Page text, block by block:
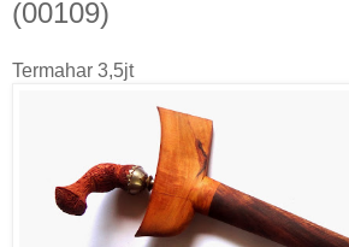
(00109)
Termahar 3,5jt